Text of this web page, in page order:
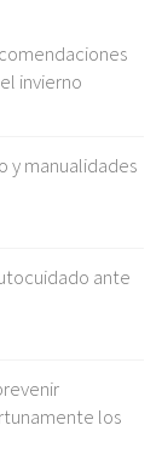
invierno
y manualidades
ante
los